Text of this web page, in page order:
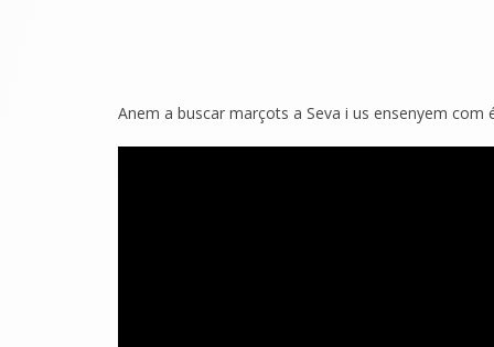
Anem a buscar marçots a Seva i us ensenyem